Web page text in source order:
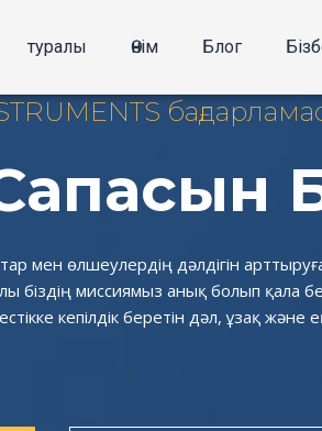
туралы Өнім Блог
мен өлшеулердің дәлдігін
біздің миссиямыз анық болып қала
кепілдік беретін дәл, ұзақ